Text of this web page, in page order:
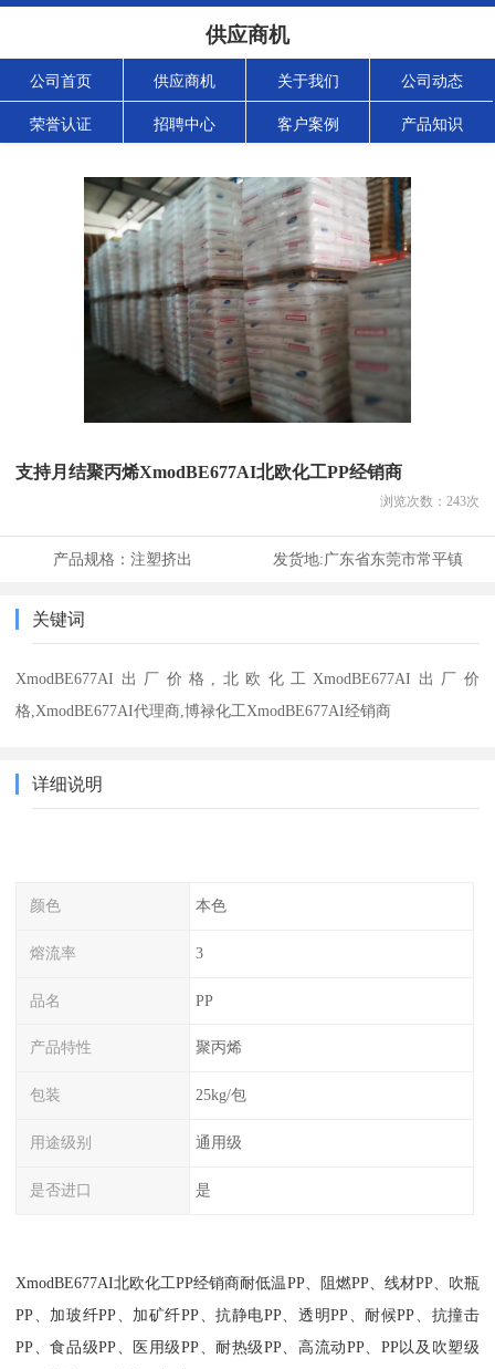
供应商机
公司首页 供应商机 关于我们 公司动态
荣誉认证 招聘中心 客户案例 产品知识
支持月结聚丙烯XmodBE677AI北欧化工PP经销商
浏览次数： 243次
产品规格： 注塑挤出 发货地:广东省东莞市常平镇
关键词
XmodBE677AI出厂价格,北欧化工XmodBE677AI出厂价
格,XmodBE677AI代理商,博禄化工XmodBE677AI经销商
详细说明
颜色 本色
熔流率 3
品名 PP
产品特性 聚丙烯
包装 25kg/包
用途级别 通用级
是否进口 是
XmodBE677AI北欧化工PP经销商耐低温PP、阻燃PP、线材PP、吹瓶
PP、加玻纤PP、加矿纤PP、抗静电PP、透明PP、耐候PP、抗撞击
PP、食品级PP、医用级PP、耐热级PP、高流动PP、 PP以及吹塑级